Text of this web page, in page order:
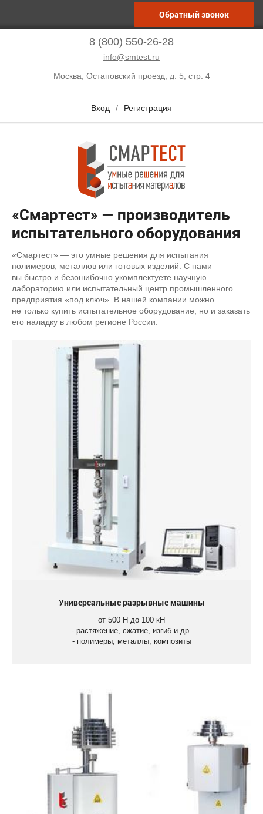
Обратный звонок
8 (800) 550-26-28
info@smtest.ru
Москва, Остаповский проезд, д. 5, стр. 4
Вход / Регистрация
«Смартест» — производитель
испытательного оборудования
«Смартест» — это умные решения для испытания
полимеров, металлов или готовых изделий. С нами
вы быстро и безошибочно укомплектуете научную
лабораторию или испытательный центр промышленного
предприятия «под ключ». В нашей компании можно
не только купить испытательное оборудование, но и заказать
его наладку в любом регионе России.
Универсальные разрывные машины
от 500 Н до 100 кН
- растяжение, сжатие, изгиб и др.
- полимеры, металлы, композиты